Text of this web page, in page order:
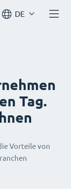
DE
Tag.
Vorteile von